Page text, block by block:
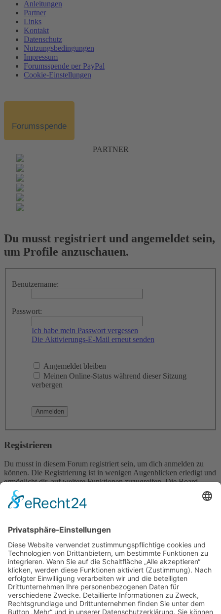
Anleitungen
Partner
Links
Kontakt
Datenschutz
Nutzungsbedingungen
Impressum
Forumsspende per PayPal
Cookie-Einstellungen
Forumsspende
PARTNER
Du musst registriert und angemeldet sein,
um Profile anzuschauen.
Benutzername:
Passwort:
Ich habe mein Passwort vergessen
Die Aktivierungs-E-Mail erneut senden
Angemeldet bleiben
Meinen Online-Status während dieser Sitzung
verbergen
Registrieren
Du musst in diesem Forum registriert sein, um dich anmelden zu
können. Die Registrierung ist in wenigen Augenblicken erledigt und
ermöglicht dir, auf weitere Funktionen zuzugreifen. Die Board-
Administration kann registrierten Benutzern auch zusätzliche
Berechtigungen zuweisen. Beachte bitte unsere
Nutzungsbedingungen und die verwandten Regelungen, bevor du
wenn du dich in diesem Board bewegst.
Nutzungsbedingungen|Datenschutzerklärung
Registrieren
Foren-Übersicht
Alle Zeiten sindUTC+02:00
Alle Cookies löschen